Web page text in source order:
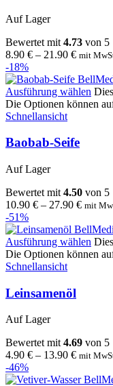
Auf Lager
Bewertet mit 4.73 von 5
8.90 € – 21.90 € mit
-18%
Ausführung wählen
Die Optionen können
Schnellansicht
Baobab-Seife
Auf Lager
Bewertet mit 4.50 von 5
10.90 € – 27.90 € mit
-51%
Ausführung wählen
Die Optionen können
Schnellansicht
Leinsamenöl
Auf Lager
Bewertet mit4.69 von 5
4.90 € – 13.90 € mit
-46%